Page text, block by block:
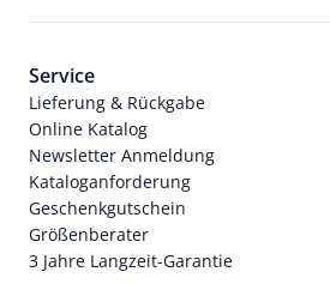
Service
Lieferung & Rückgabe
Online Katalog
Newsletter Anmeldung
Kataloganforderung
Geschenkgutschein
Größenberater
3 Jahre Langzeit-Garantie